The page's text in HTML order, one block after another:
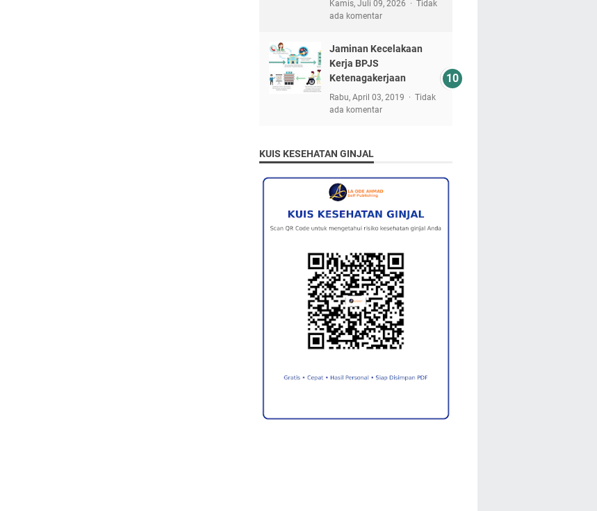
Kamis, Juli 09, 2026
Tidak
ada komentar
Jaminan Kecelakaan
Kerja BPJS
Ketenagakerjaan
Rabu, April 03, 2019
Tidak
ada komentar
KUIS KESEHATAN GINJAL